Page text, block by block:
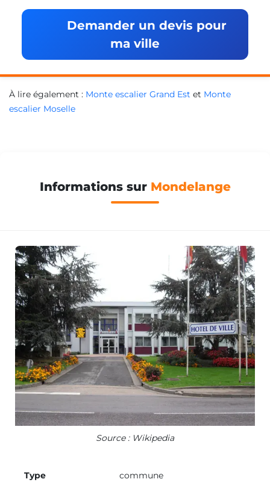
Demander un devis pour
ma ville
À lire également : Monte escalier Grand Est et Monte
escalier Moselle
Informations sur Mondelange
Source : Wikipedia
Type commune